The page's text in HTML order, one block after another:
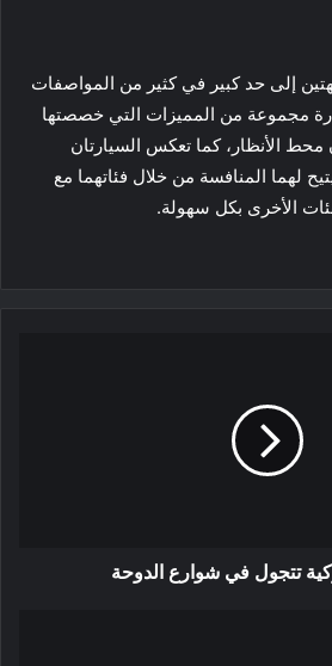
إلى حد كبير في كثير من المواصفات
مجموعة من المميزات التي خصصتها
محط الأنظار، كما تعكس السيارتان
لهما المنافسة من خلال فئاتهما مع
الأخرى بكل سهولة.
تتجول في شوارع الدوحة